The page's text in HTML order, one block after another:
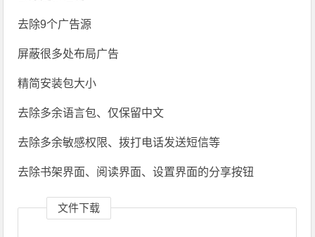
去除9个广告源
屏蔽很多处布局广告
精简安装包大小
去除多余语言包、仅保留中文
去除多余敏感权限、拨打电话发送短信等
去除书架界面、阅读界面、设置界面的分享按钮
文件下载